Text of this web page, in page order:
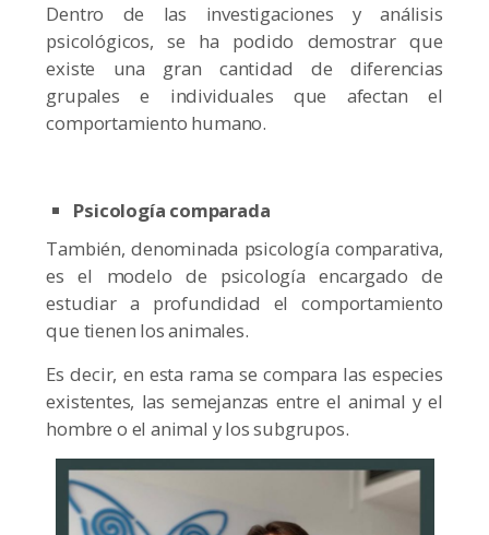
Dentro de las investigaciones y análisis
psicológicos, se ha podido demostrar que
existe una gran cantidad de diferencias
grupales e individuales que afectan el
comportamiento humano.
Psicología comparada
También, denominada psicología comparativa,
es el modelo de psicología encargado de
estudiar a profundidad el comportamiento
que tienen los animales.
Es decir, en esta rama se compara las especies
existentes, las semejanzas entre el animal y el
hombre o el animal y los subgrupos.